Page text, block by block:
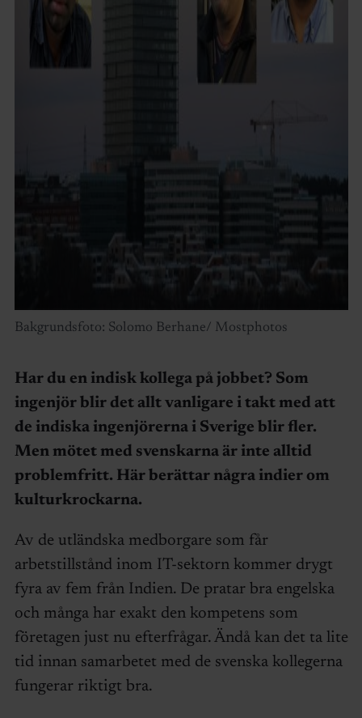
Bakgrundsfoto: Solomo Berhane/ Mostphotos
Har du en indisk kollega på jobbet? Som
ingenjör blir det allt vanligare i takt med att
de indiska ingenjörerna i Sverige blir fler.
Men mötet med svenskarna är inte alltid
problemfritt. Här berättar några indier om
kulturkrockarna.
Av de utländska medborgare som får
arbetstillstånd inom IT-sektorn kommer drygt
fyra av fem från Indien. De pratar bra engelska
och många har exakt den kompetens som
företagen just nu efterfrågar. Ändå kan det ta lite
tid innan samarbetet med de svenska kollegerna
fungerar riktigt bra.